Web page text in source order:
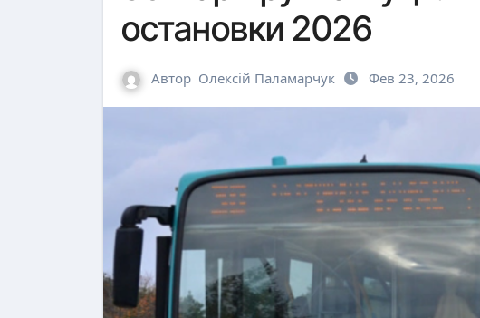
остановки 2026
Автор Олексій Паламарчук Фев 23, 2026